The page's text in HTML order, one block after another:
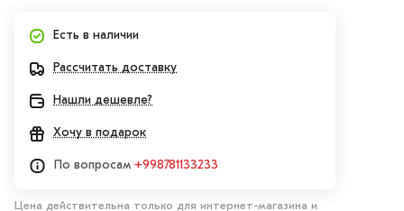
Есть в наличии
Рассчитать доставку
Нашли дешевле?
Хочу в подарок
По вопросам +998781133233
Цена действительна только для интернет-магазина и